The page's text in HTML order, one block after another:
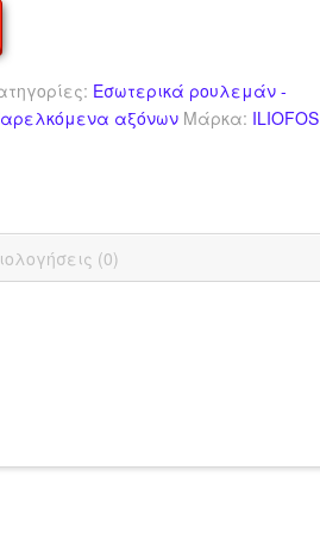
Εσωτερικά ρουλεμάν -
αξόνων Μάρκα: ILIOFOS
(0)